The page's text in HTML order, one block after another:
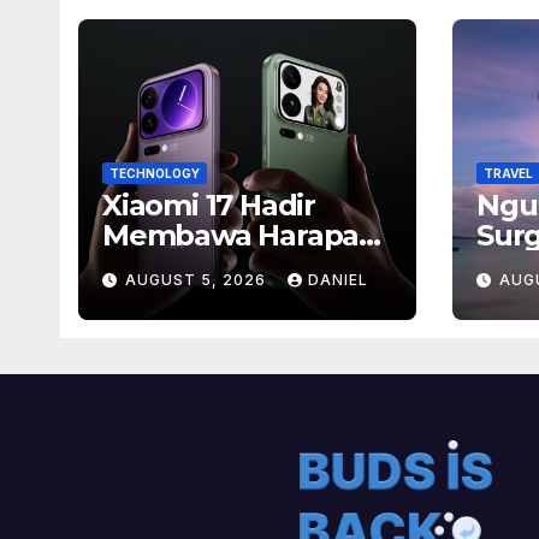
TECHNOLOGY
Xiaomi 17 Hadir
Membawa Harapan
Baru, Inilah Alasan
Banyak Orang
Menantikan Ponsel
AUGUST 5, 2026 DANIEL
TRAVEL